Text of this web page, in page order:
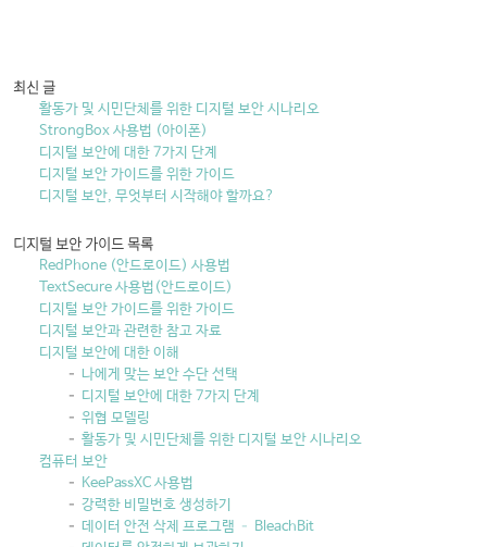
최신 글
활동가 및 시민단체를 위한 디지털 보안 시나리오
StrongBox 사용법 (아이폰)
디지털 보안에 대한 7가지 단계
디지털 보안 가이드를 위한 가이드
디지털 보안, 무엇부터 시작해야 할까요?
디지털 보안 가이드 목록
RedPhone (안드로이드) 사용법
TextSecure 사용법(안드로이드)
디지털 보안 가이드를 위한 가이드
디지털 보안과 관련한 참고 자료
디지털 보안에 대한 이해
나에게 맞는 보안 수단 선택
디지털 보안에 대한 7가지 단계
위협 모델링
활동가 및 시민단체를 위한 디지털 보안 시나리오
컴퓨터 보안
KeePassXC 사용법
강력한 비밀번호 생성하기
데이터 안전 삭제 프로그램 – BleachBit